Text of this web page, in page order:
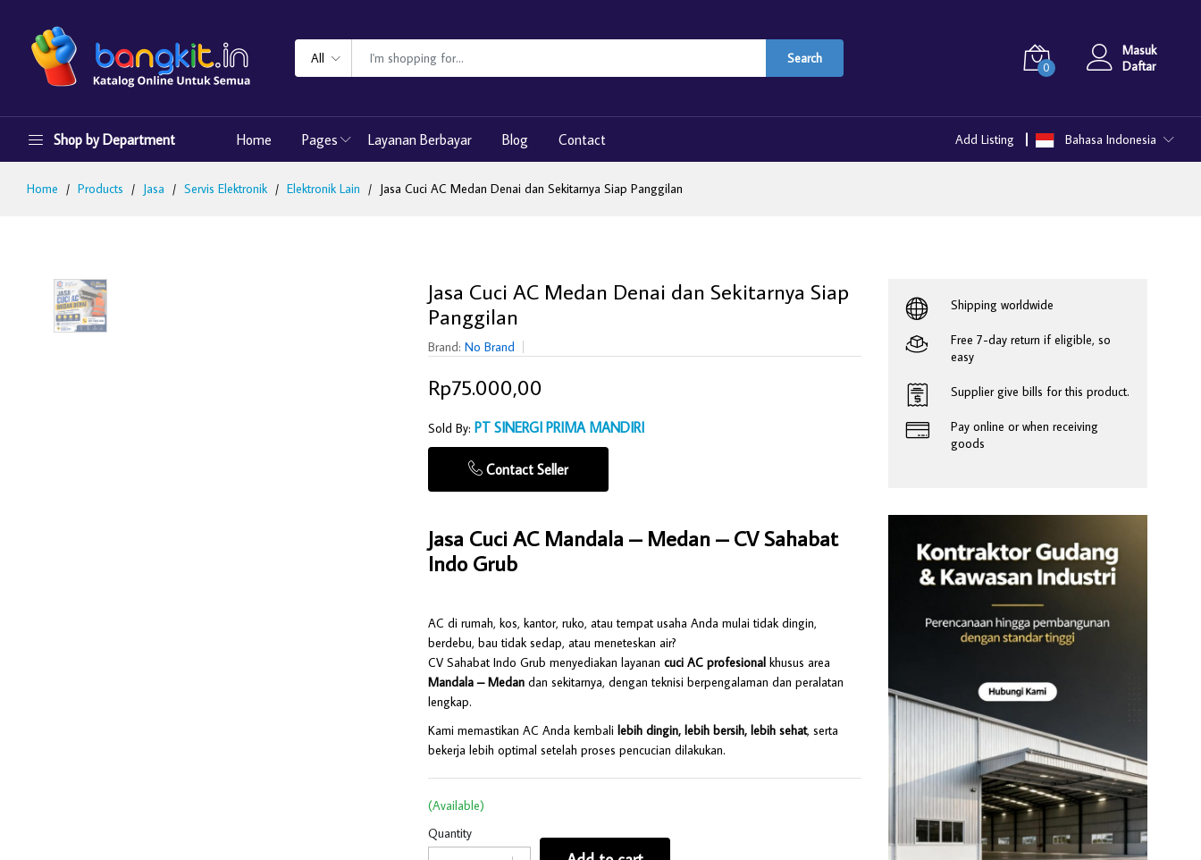
All Search
0
Masuk
Daftar
Shop by Department Home Pages Layanan Berbayar Blog Contact Add Listing Bahasa Indonesia
Home Products Jasa Servis Elektronik Elektronik Lain Jasa Cuci AC Medan Denai dan Sekitarnya Siap Panggilan
Jasa Cuci AC Medan Denai dan Sekitarnya Siap
Panggilan
Brand: No Brand
Rp75.000,00
Sold By: PT SINERGI PRIMA MANDIRI
Contact Seller
Jasa Cuci AC Mandala – Medan –CV Sahabat
Indo Grub
AC di rumah, kos, kantor, ruko, atau tempat usaha Anda mulai tidak dingin,
berdebu, bau tidak sedap, atau meneteskan air?
CV Sahabat Indo Grub menyediakan layanan cuci AC profesionalkhusus area
Mandala –Medan dan sekitarnya, dengan teknisi berpengalaman dan peralatan
lengkap.
Kami memastikan AC Anda kembali lebih dingin, lebih bersih, lebih sehat, serta
bekerja lebih optimal setelah proses pencucian dilakukan.
(Available)
Quantity
Shipping worldwide
Free 7-day return if eligible, so
easy
Supplier give bills for this product.
Pay online or when receiving
goods